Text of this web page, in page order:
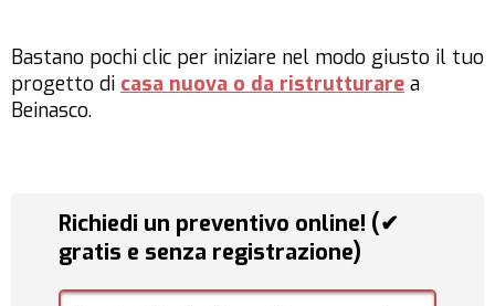
Bastano pochi clic per iniziare nel modo giusto il tuo
progetto di casa nuova o da ristrutturare a
Beinasco.
Richiedi un preventivo online! (✔
gratis e senza registrazione)